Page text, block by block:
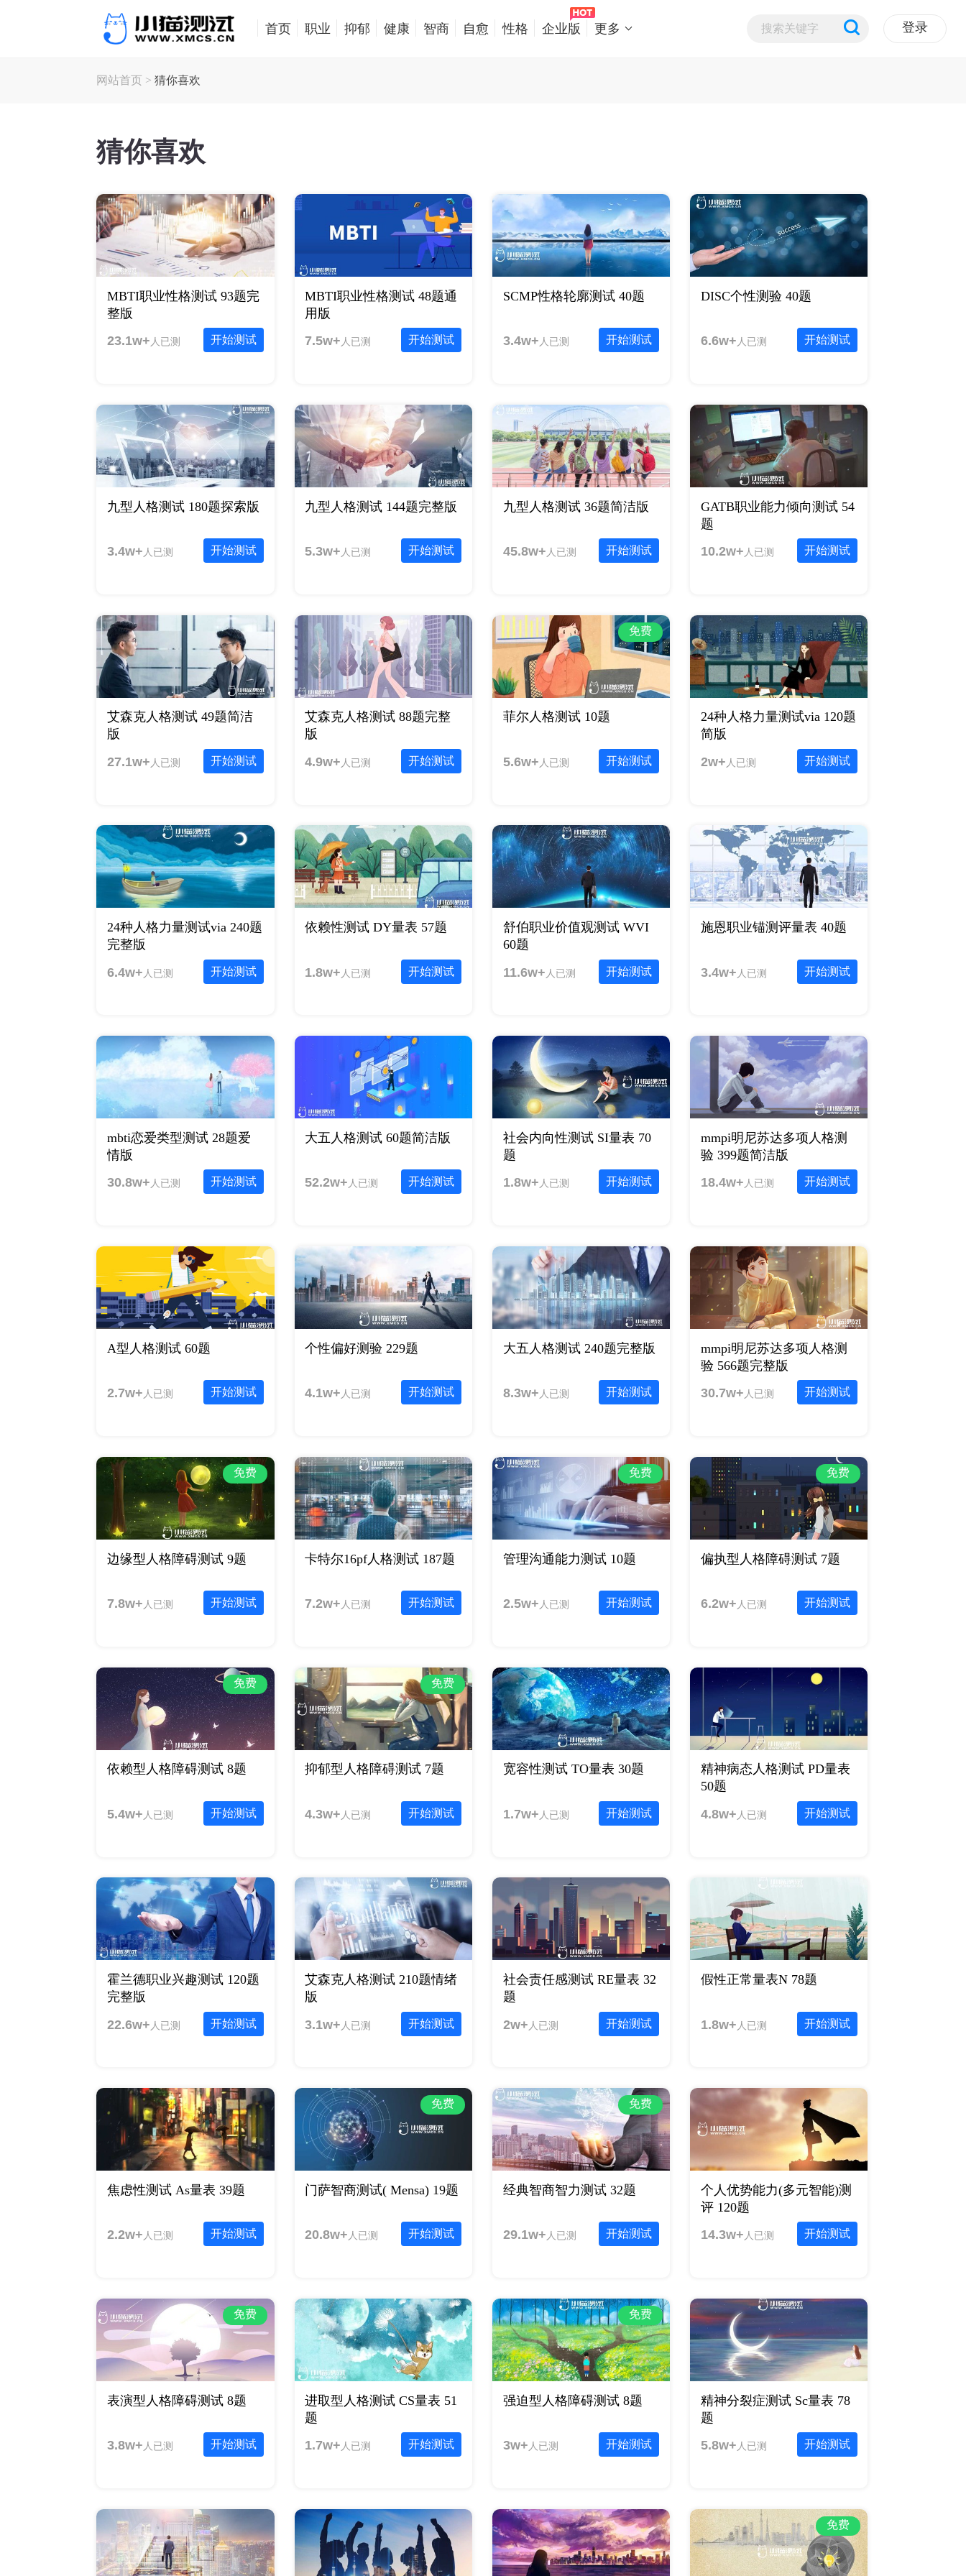
首页 职业 抑郁 健康 智商 自愈 性格 企业版 更多 登录
网站首页 >猜你喜欢
猜你喜欢
MBTI职业性格测试 93题完
整版
开始测试
23.1w+ 人已测
MBTI职业性格测试 48题通
用版
开始测试
7.5w+ 人已测
SCMP性格轮廓测试 40题
开始测试
3.4w+ 人已测
DISC个性测验 40题
开始测试
6.6w+ 人已测
九型人格测试 180题探索版
开始测试
3.4w+ 人已测
九型人格测试 144题完整版
开始测试
5.3w+ 人已测
九型人格测试 36题简洁版
开始测试
45.8w+ 人已测
GATB职业能力倾向测试 54
题
开始测试
10.2w+ 人已测
艾森克人格测试 49题简洁
版
开始测试
27.1w+ 人已测
艾森克人格测试 88题完整
版
开始测试
4.9w+ 人已测
免费
菲尔人格测试 10题
开始测试
5.6w+ 人已测
24种人格力量测试via 120题
简版
开始测试
2w+ 人已测
24种人格力量测试via 240题
完整版
开始测试
6.4w+ 人已测
依赖性测试 DY量表 57题
开始测试
1.8w+ 人已测
舒伯职业价值观测试 WVI
60题
开始测试
11.6w+ 人已测
施恩职业锚测评量表 40题
开始测试
3.4w+ 人已测
mbti恋爱类型测试 28题爱
情版
开始测试
30.8w+ 人已测
大五人格测试 60题简洁版
开始测试
52.2w+ 人已测
社会内向性测试 SI量表 70
题
开始测试
1.8w+ 人已测
mmpi明尼苏达多项人格测
验 399题简洁版
开始测试
18.4w+ 人已测
A型人格测试 60题
开始测试
2.7w+ 人已测
个性偏好测验 229题
开始测试
4.1w+ 人已测
大五人格测试 240题完整版
开始测试
8.3w+ 人已测
mmpi明尼苏达多项人格测
验 566题完整版
开始测试
30.7w+ 人已测
免费
边缘型人格障碍测试 9题
开始测试
7.8w+ 人已测
卡特尔16pf人格测试 187题
开始测试
7.2w+ 人已测
免费
管理沟通能力测试 10题
开始测试
2.5w+ 人已测
免费
偏执型人格障碍测试 7题
开始测试
6.2w+ 人已测
免费
依赖型人格障碍测试 8题
开始测试
5.4w+ 人已测
免费
抑郁型人格障碍测试 7题
开始测试
4.3w+ 人已测
宽容性测试 TO量表 30题
开始测试
1.7w+ 人已测
精神病态人格测试 PD量表
50题
开始测试
4.8w+ 人已测
霍兰德职业兴趣测试 120题
完整版
开始测试
22.6w+ 人已测
艾森克人格测试 210题情绪
版
开始测试
3.1w+ 人已测
社会责任感测试 RE量表 32
题
开始测试
2w+ 人已测
假性正常量表N 78题
开始测试
1.8w+ 人已测
焦虑性测试 As量表 39题
开始测试
2.2w+ 人已测
免费
门萨智商测试( Mensa) 19题
开始测试
20.8w+ 人已测
免费
经典智商智力测试 32题
开始测试
29.1w+ 人已测
个人优势能力(多元智能)测
评 120题
开始测试
14.3w+ 人已测
免费
表演型人格障碍测试 8题
开始测试
3.8w+ 人已测
进取型人格测试 CS量表 51
题
开始测试
1.7w+ 人已测
免费
强迫型人格障碍测试 8题
开始测试
3w+ 人已测
精神分裂症测试 Sc量表 78
题
开始测试
5.8w+ 人已测
免费